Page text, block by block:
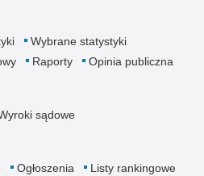
Wybrane statystyki
Raporty Opinia publiczna
sądowe
Ogłoszenia
Listy rankingowe